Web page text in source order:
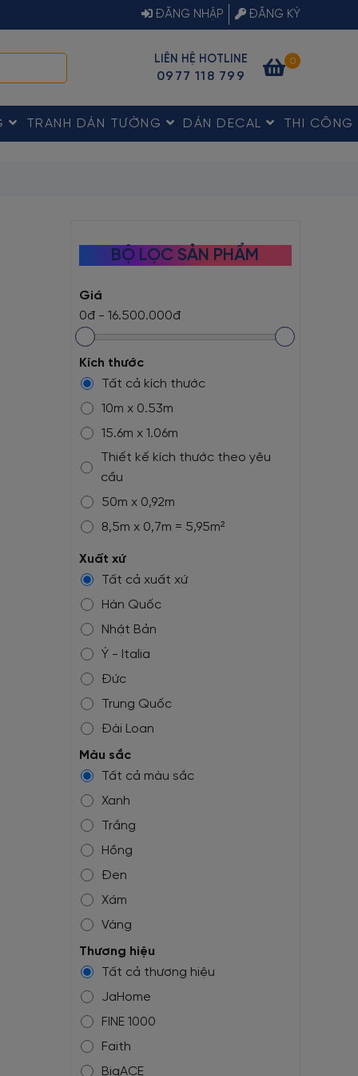
ĐĂNG NHẬP ĐĂNG KÝ
LIÊN HỆ HOTLINE
0977 118 799
0
TRANH DÁN TƯỜNG DÁN DECAL THI CÔNG
BỘ LỌC SẢN PHẨM
Giá
0đ - 16.500.000đ
Kích thước
Tất cả kích thước
10m x 0.53m
15.6m x 1.06m
Thiết kế kích thước theo yêu
cầu
50m x 0,92m
8,5m x 0,7m = 5,95m²
10,05m x 0,7m = 7m²
10,05m x 1m = 10m²
1,32m(1,37m) x 50m
1,32m(1,37m) x 10,5m
Xuất xứ
Tất cả xuất xứ
Hàn Quốc
Nhật Bản
Ý - Italia
Đức
Trung Quốc
Đài Loan
Mỹ
Bỉ
Màu sắc
Tất cả màu sắc
Xanh
Trắng
Hồng
Đen
Xám
Vàng
Tím
Nâu
Đỏ
Pastel
Giả gạch
Thương hiệu
Tất cả thương hiệu
JaHome
FINE 1000
Faith
BigACE